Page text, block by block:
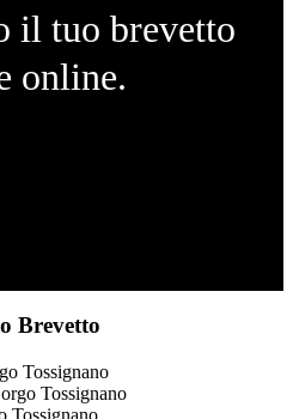
il tuo brevetto
online.
Brevetto
Tossignano
Tossignano
Tossignano